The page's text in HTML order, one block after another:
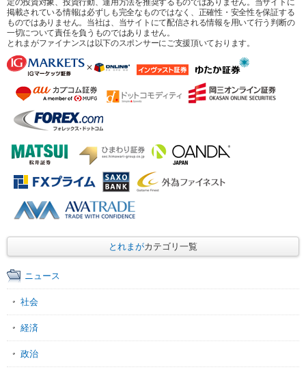
定の投資対象、投資行動、運用方法を推奨するものではありません。当サイトに
掲載されている情報は必ずしも完全なものではなく、正確性・安全性を保証する
ものではありません。当社は、当サイトにて配信される情報を用いて行う判断の
一切について責任を負うものではありません。
とれまがファイナンスは以下のスポンサーにご支援頂いております。
とれまがカテゴリ一覧
ニュース
社会
経済
政治